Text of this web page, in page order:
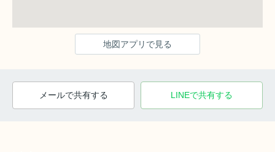
地図アプリで見る
メールで共有する LINEで共有する